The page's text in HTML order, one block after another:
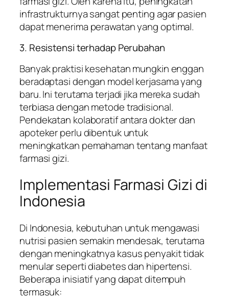
infrastrukturnya sangat penting agar pasien
dapat menerima perawatan yang optimal.
3. Resistensi terhadap Perubahan
Banyak praktisi kesehatan mungkin enggan
beradaptasi dengan model kerjasama yang
baru. Ini terutama terjadi jika mereka sudah
terbiasa dengan metode tradisional.
Pendekatan kolaboratif antara dokter dan
apoteker perlu dibentuk untuk
meningkatkan pemahaman tentang manfaat
farmasi gizi.
Implementasi Farmasi Gizi di
Indonesia
Di Indonesia, kebutuhan untuk mengawasi
nutrisi pasien semakin mendesak, terutama
dengan meningkatnya kasus penyakit tidak
menular seperti diabetes dan hipertensi.
Beberapa inisiatif yang dapat ditempuh
termasuk: